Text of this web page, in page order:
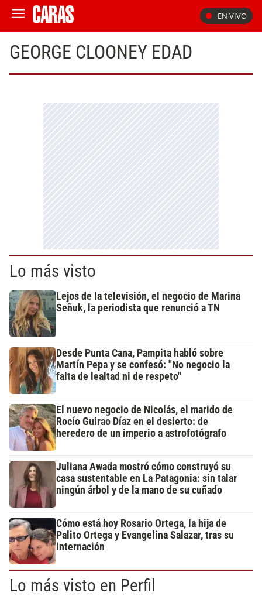
EN VIVO
GEORGE CLOONEY EDAD
Lo más visto
Lejos de la televisión, el negocio de Marina
Señuk, la periodista que renunció a TN
Desde Punta Cana, Pampita habló sobre
Martín Pepa y se confesó: "No negocio la
falta de lealtad ni de respeto"
El nuevo negocio de Nicolás, el marido de
Rocío Guirao Díaz en el desierto: de
heredero de un imperio a astrofotógrafo
Juliana Awada mostró cómo construyó su
casa sustentable en La Patagonia: sin talar
ningún árbol y de la mano de su cuñado
Cómo está hoy Rosario Ortega, la hija de
Palito Ortega y Evangelina Salazar, tras su
internación
Lo más visto en Perfil